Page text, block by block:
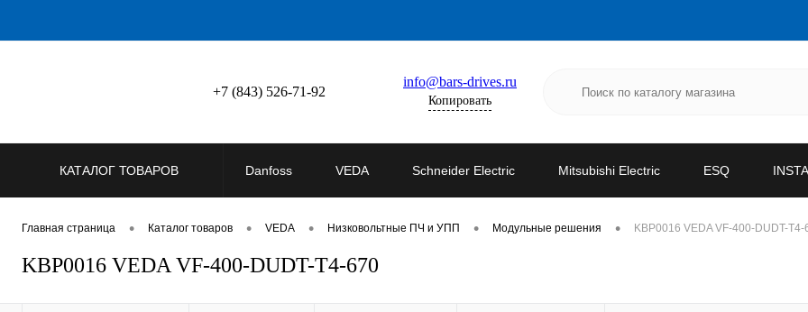
+7 (843) 526-71-92
info@bars-drives.ru
Копировать
КАТАЛОГ ТОВАРОВ Danfoss VEDA Schneider Electric Mitsubishi Electric ESQ
Главная страница • Каталог товаров • VEDA • Низковольтные ПЧ и УПП • Модульные решения • KBP0016 VEDA VF-400-DUDT-T4-
KBP0016 VEDA VF-400-DUDT-T4-670